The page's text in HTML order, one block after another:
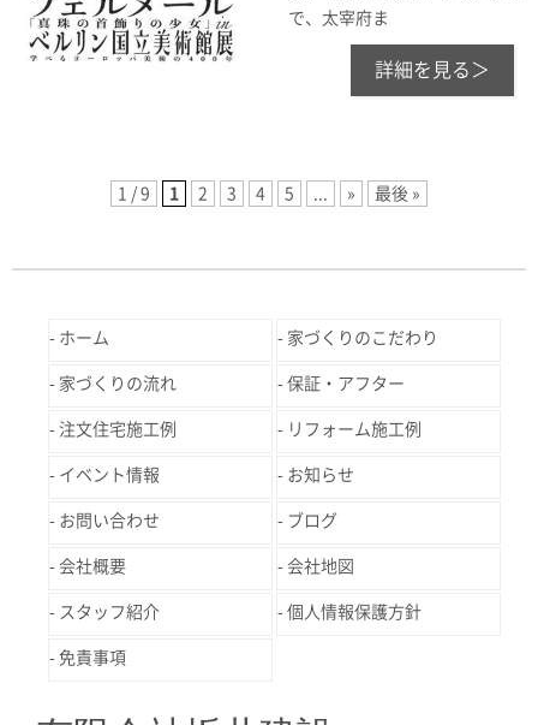
で、太宰府ま
詳細を見る＞
1 / 9 1 2 3 4 5 » 最後 »
ホーム 家づくりのこだわり
家づくりの流れ 保証・アフター
注文住宅施工例 リフォーム施工例
イベント情報 お知らせ
お問い合わせ ブログ
会社概要 会社地図
スタッフ紹介 個人情報保護方針
免責事項